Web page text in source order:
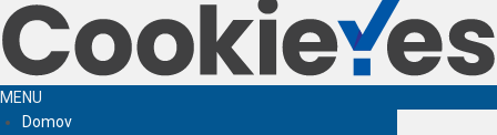
MENU
Domov